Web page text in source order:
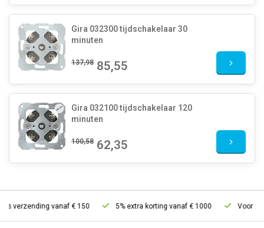
Gira 032300 tijdschakelaar 30
minuten
137,98 85,55
Gira 032100 tijdschakelaar 120
minuten
100,58 62,35
verzending vanaf € 150 5% extra korting vanaf € 1000 Voor 21u